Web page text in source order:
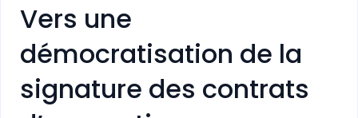
Vers une
démocratisation de la
signature des contrats